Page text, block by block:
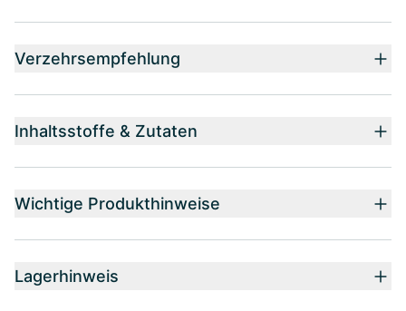
Verzehrsempfehlung
Inhaltsstoffe & Zutaten
Wichtige Produkthinweise
Lagerhinweis